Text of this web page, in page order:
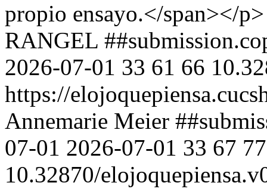
propio ensayo.</span></p>
RANGEL
2026-07-01 33 61 66
https://
Annemarie Meier
07-01 2026-07-01 33 67 77
10.32870/